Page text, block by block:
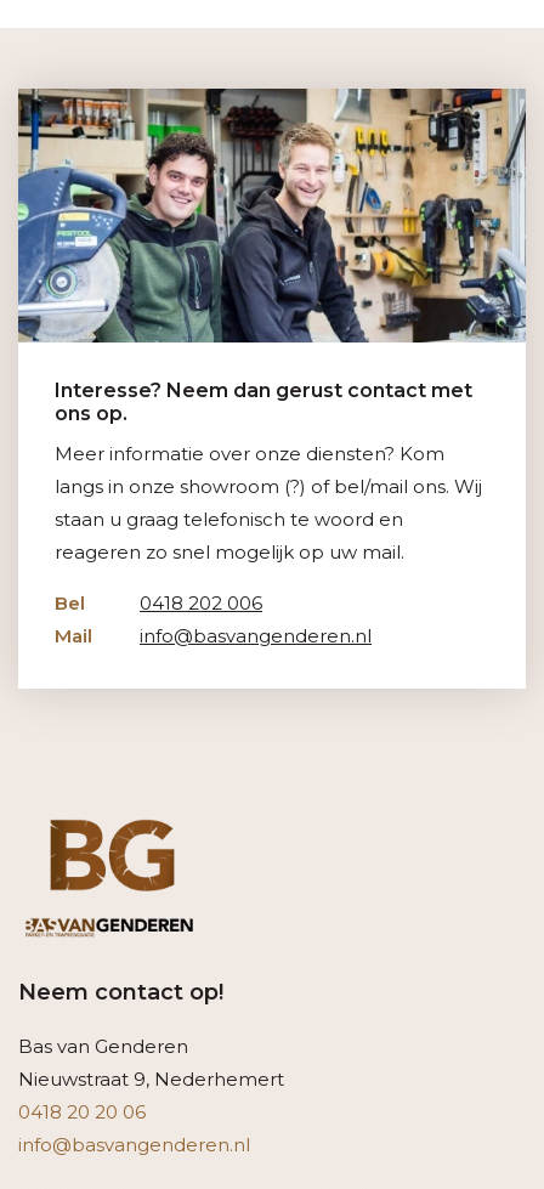
Interesse? Neem dan gerust contact met
ons op.
Meer informatie over onze diensten? Kom
langs in onze showroom (?) of bel/mail ons. Wij
staan u graag telefonisch te woord en
reageren zo snel mogelijk op uw mail.
Bel
0418 202 006
Mail
info@basvangenderen.nl
Neem contact op!
Bas van Genderen
Nieuwstraat 9, Nederhemert
0418 20 20 06
info@basvangenderen.nl